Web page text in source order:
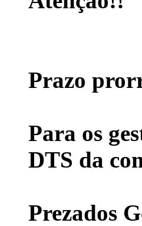
Prazo
Para os
DTS da
Prezados